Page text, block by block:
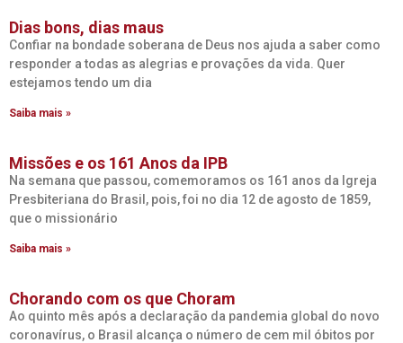
Dias bons, dias maus
Confiar na bondade soberana de Deus nos ajuda a saber como
responder a todas as alegrias e provações da vida. Quer
estejamos tendo um dia
Saiba mais »
Missões e os 161 Anos da IPB
Na semana que passou, comemoramos os 161 anos da Igreja
Presbiteriana do Brasil, pois, foi no dia 12 de agosto de 1859,
que o missionário
Saiba mais »
Chorando com os que Choram
Ao quinto mês após a declaração da pandemia global do novo
coronavírus, o Brasil alcança o número de cem mil óbitos por